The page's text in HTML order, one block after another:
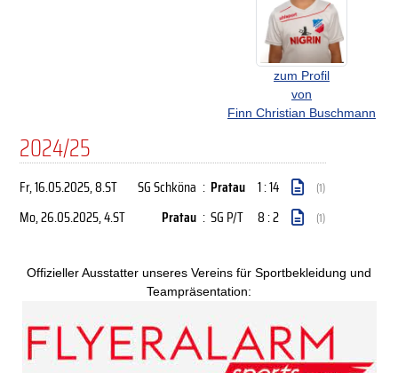
zum Profil
von
Finn Christian Buschmann
2024/25
Fr, 16.05.2025, 8.ST SG Schköna : Pratau 1 : 14 (1)
Mo, 26.05.2025, 4.ST Pratau : SG P/T 8 : 2 (1)
Offizieller Ausstatter unseres Vereins für Sportbekleidung und
Teampräsentation: